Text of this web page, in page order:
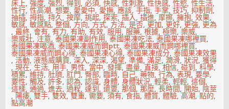
床上,強度,強烈,得到,必須,快感,性刺激,性快感,性慾,性生活,
性行,性高潮,想要, 愛愛中, 愛撫,應該,手指,手掌,技巧,抑制劑,
抽插,拇指,持久,按摩,挑起,探索,插入,插進,摩擦,擁抱,效果,
敏感,敏感點,整個, 方向, 方式, 方法,是否, 更加, 更好, 更強, 更為
,最終, 會有,有力,有助,有效,服用,服藥,根據,極樂,樂威,
樂威壯, 注意,泰國果凍副作用,泰國果凍吃法,泰國果凍哪裡買,
泰國果凍喝酒,泰國果凍威而鋼ptt,泰國果凍威而鋼哪裡買,
泰國果凍威而鋼心得,泰國果凍心得,泰國果凍成分,泰國果凍效果
,活動,液態威購買,深入,深深,渴望,準備,滿足,潤滑,狀況,獲得
,現在,生活, 用手, 男性, 當中,發揮,盡量,直接,相信,碰到,科學,
積累,維持,肚臍,肛門,臀部, 臨時, 自己,藥物,行為,表現,要學,
要性,觸及,許多,認為,認識,身體,身體狀況,輕柔,輕輕,這個,
這樣,通過,進去,過程,達到,還要,那個,那麼,長時間, 開始, 陰莖
, 陽痿,雙手,雙效,雙重,需要,須有,食指,體質,體驗,高潮,點的,
點高潮